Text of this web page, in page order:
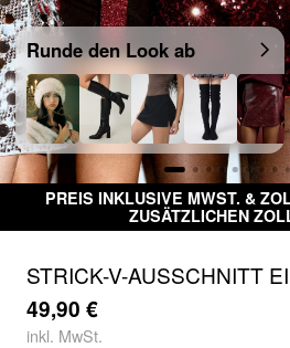
Runde den Look ab
INKLUSIVE MWST. &
ZUSÄTZLICHEN
STRICK-V-AUSSCHNITT
FAUX-FELLKRAGEN
49,90 €
inkl. MwSt.